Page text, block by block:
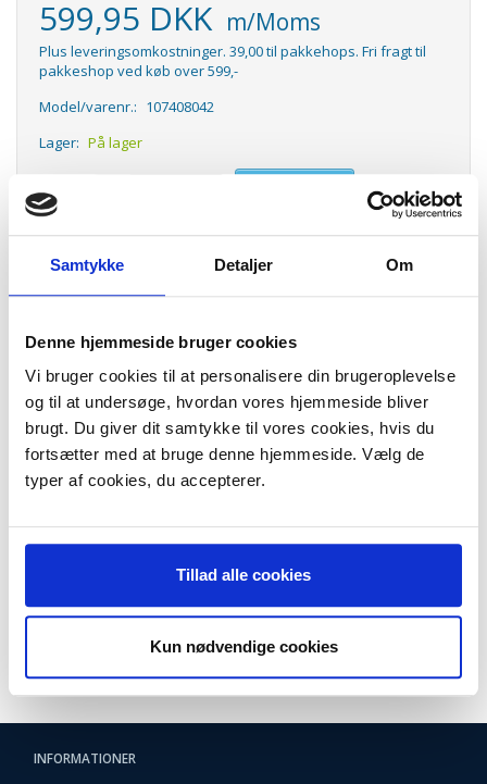
Samtykke Detaljer Om
Denne hjemmeside bruger cookies
Vi bruger cookies til at personalisere din brugeroplevelse
og til at undersøge, hvordan vores hjemmeside bliver
brugt. Du giver dit samtykke til vores cookies, hvis du
fortsætter med at bruge denne hjemmeside. Vælg de
typer af cookies, du accepterer.
Tillad alle cookies
Kun nødvendige cookies
599,95 DKK m/Moms
Plus leveringsomkostninger. 39,00 til pakkehops. Fri fragt til
pakkeshop ved køb over 599,-
Model/varenr.: 107408042
Lager: På lager
Antal
Mundstykke. Passer til Nilfisk støvsugere hvor der er kliksystem på
røret og dimensionen er Ø32.
mundstykke suger sig IKKE fast til gulvtæppet. 1074080010
Passer til:
Nilfisk - Elite Classic
Nilfisk - Elite Comfort
Nilfisk - Elite Eco
Nilfisk - Elite Superior
Nilfisk - Select Classic Green
Nilfisk - Select Comfort Red
Nilfisk - Select Parquet Berry
Nilfisk - Extreme. Alle modeller
INFORMATIONER